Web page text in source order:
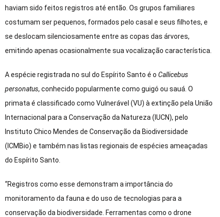
haviam sido feitos registros até então. Os grupos familiares
costumam ser pequenos, formados pelo casal e seus filhotes, e
se deslocam silenciosamente entre as copas das árvores,
emitindo apenas ocasionalmente sua vocalização característica.
A espécie registrada no sul do Espírito Santo é o Callicebus
personatus, conhecido popularmente como guigó ou sauá. O
primata é classificado como Vulnerável (VU) à extinção pela União
Internacional para a Conservação da Natureza (IUCN), pelo
Instituto Chico Mendes de Conservação da Biodiversidade
(ICMBio) e também nas listas regionais de espécies ameaçadas
do Espírito Santo.
“Registros como esse demonstram a importância do
monitoramento da fauna e do uso de tecnologias para a
conservação da biodiversidade. Ferramentas como o drone